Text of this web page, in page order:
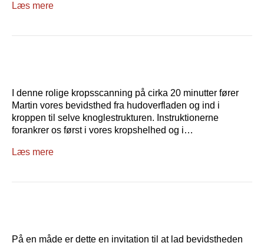
Læs mere
I denne rolige kropsscanning på cirka 20 minutter fører
Martin vores bevidsthed fra hudoverfladen og ind i
kroppen til selve knoglestrukturen. Instruktionerne
forankrer os først i vores kropshelhed og i…
Læs mere
På en måde er dette en invitation til at lad bevidstheden